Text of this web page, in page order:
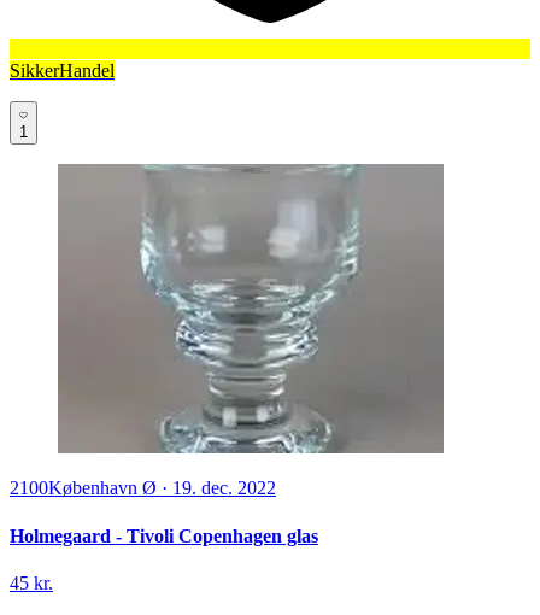
SikkerHandel
1
2100København Ø · 19. dec. 2022
Holmegaard - Tivoli Copenhagen glas
45 kr.